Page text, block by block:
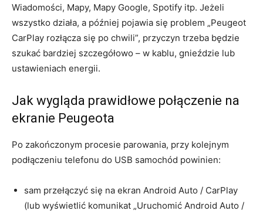
Wiadomości, Mapy, Mapy Google, Spotify itp. Jeżeli
wszystko działa, a później pojawia się problem „Peugeot
CarPlay rozłącza się po chwili”, przyczyn trzeba będzie
szukać bardziej szczegółowo – w kablu, gnieździe lub
ustawieniach energii.
Jak wygląda prawidłowe połączenie na
ekranie Peugeota
Po zakończonym procesie parowania, przy kolejnym
podłączeniu telefonu do USB samochód powinien:
sam przełączyć się na ekran Android Auto / CarPlay
(lub wyświetlić komunikat „Uruchomić Android Auto /